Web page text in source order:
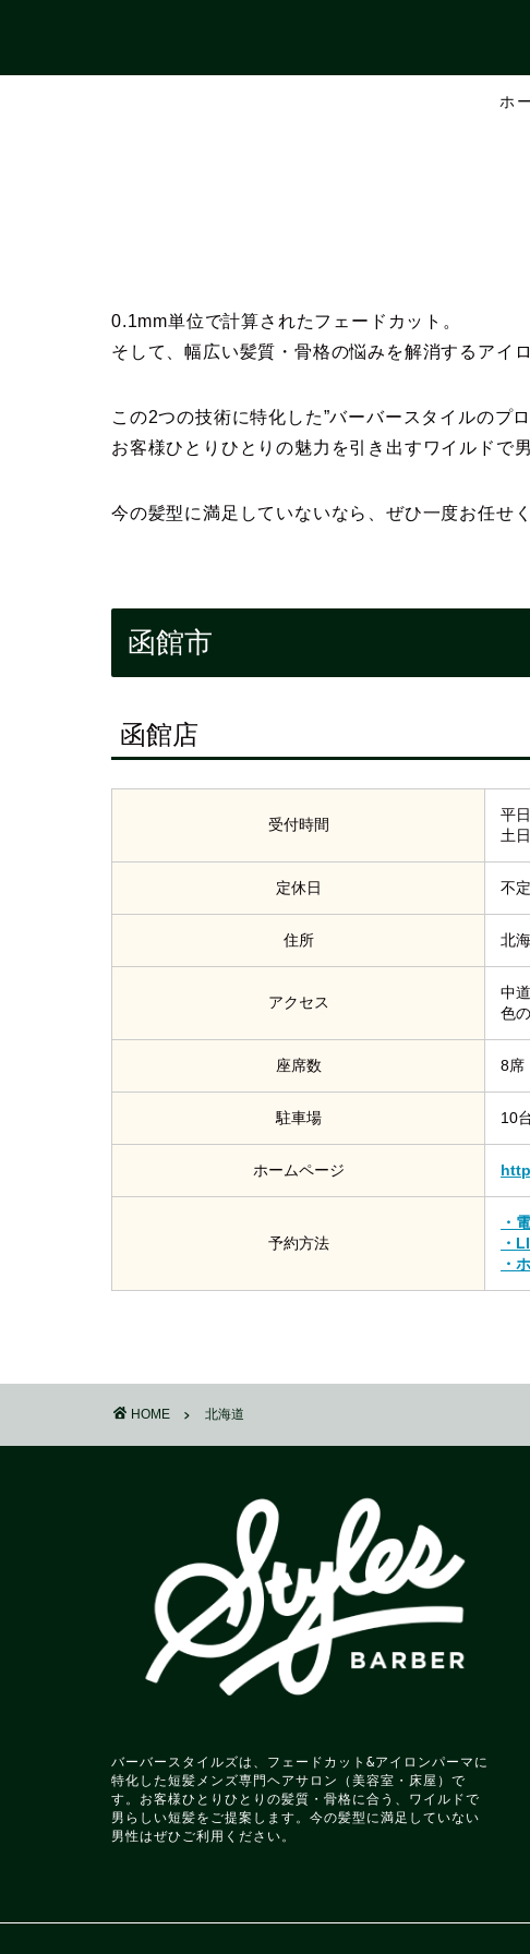
ホ
0.1mm単位で計算されたフェードカット。
そして、幅広い髪質・骨格の悩みを解消するアイ
この2つの技術に特化した”バーバースタイルのプロ
お客様ひとりひとりの魅力を引き出すワイルドで
今の髪型に満足していないなら、ぜひ一度お任せく
函館市
函館店
受付時間
平
土
定休日 不
住所 北
アクセス
中
色
座席数 8席
駐車場 10
ホームページ
予約方法
・
・
・
HOME 北海道
バーバースタイルズは、フェードカット&アイロンパーマに
特化した短髪メンズ専門ヘアサロン（美容室・床屋）で
す。お客様ひとりひとりの髪質・骨格に合う、ワイルドで
男らしい短髪をご提案します。今の髪型に満足していない
男性はぜひご利用ください。